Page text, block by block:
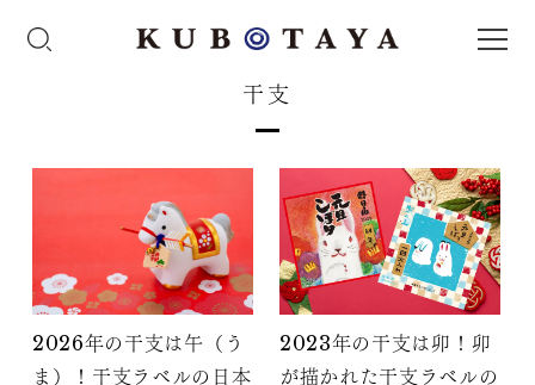
干支
2026年の干支は午（う
ま）！干支ラベルの日本
2023年の干支は卯！卯
が描かれた干支ラベルの